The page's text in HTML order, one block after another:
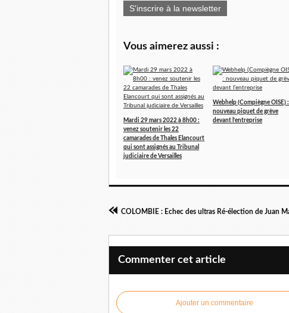
S'inscrire à la newsletter
Vous aimerez aussi :
Mardi 29 mars 2022 à 8h00 :
venez soutenir les 22
camarades de Thales Elancourt
qui sont assignés au Tribunal
judiciaire de Versailles
Webhelp (Compiègne OISE) :
nouveau piquet de grève
devant l’entreprise
Commenter cet article
Ajouter un commentaire